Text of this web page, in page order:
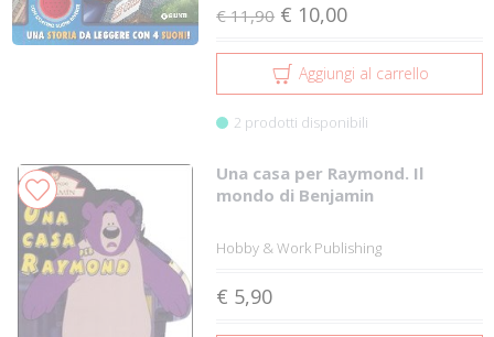
€ 11,90 € 10,00
Aggiungi al carrello
2 prodotti disponibili
Una casa per Raymond. Il
mondo di Benjamin
Hobby & Work Publishing
€ 5,90